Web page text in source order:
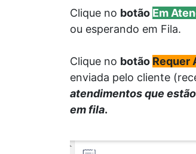
Clique no botão Em
ou esperando em Fila.
Clique no botão Requer
enviada pelo cliente
atendimentos que
em fila.